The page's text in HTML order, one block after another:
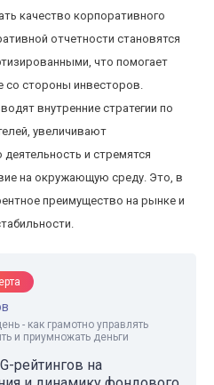
качество корпоративного
отчетности становятся
что помогает
со стороны инвесторов.
внутренние стратегии по
увеличивают
и стремятся
на окружающую среду. Это, в
преимущество на рынке и
- как грамотно управлять
и приумножать деньги
рейтингов на